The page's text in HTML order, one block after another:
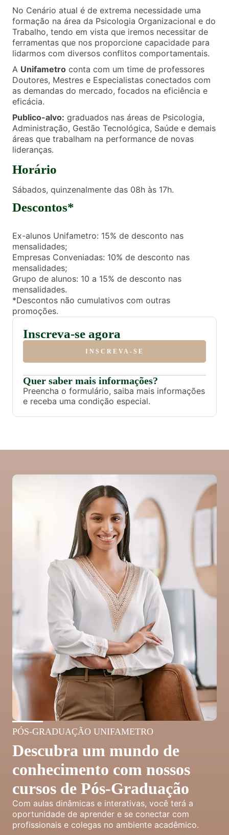
No Cenário atual é de extrema necessidade uma
formação na área da Psicologia Organizacional e do
Trabalho, tendo em vista que iremos necessitar de
ferramentas que nos proporcione capacidade para
lidarmos com diversos conflitos comportamentais.
A Unifametro conta com um time de professores
Doutores, Mestres e Especialistas conectados com
as demandas do mercado, focados na eficiência e
eficácia.
Publico-alvo: graduados nas áreas de Psicologia,
Administração, Gestão Tecnológica, Saúde e demais
áreas que trabalham na performance de novas
lideranças.
Horário
Sábados, quinzenalmente das 08h às 17h.
Descontos*
Ex-alunos Unifametro: 15% de desconto nas
mensalidades;
Empresas Conveniadas: 10% de desconto nas
mensalidades;
Grupo de alunos: 10 a 15% de desconto nas
mensalidades.
*Descontos não cumulativos com outras
promoções.
Inscreva-se agora
INSCREVA-SE
Quer saber mais informações?
Preencha o formulário, saiba mais informações
e receba uma condição especial.
PÓS-GRADUAÇÃO UNIFAMETRO
Descubra um mundo de
conhecimento com nossos
cursos de Pós-Graduação
Com aulas dinâmicas e interativas, você terá a
oportunidade de aprender e se conectar com
profissionais e colegas no ambiente acadêmico.